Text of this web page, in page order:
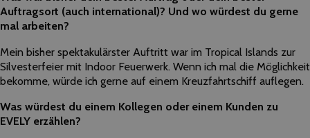
Auftragsort (auch international)? Und wo würdest du gerne
mal arbeiten?
Mein bisher spektakulärster Auftritt war im Tropical Islands zur
Silvesterfeier mit Indoor Feuerwerk. Wenn ich mal die Möglichkeit
bekomme, würde ich gerne auf einem Kreuzfahrtschiff auflegen.
Was würdest du einem Kollegen oder einem Kunden zu
EVELY erzählen?